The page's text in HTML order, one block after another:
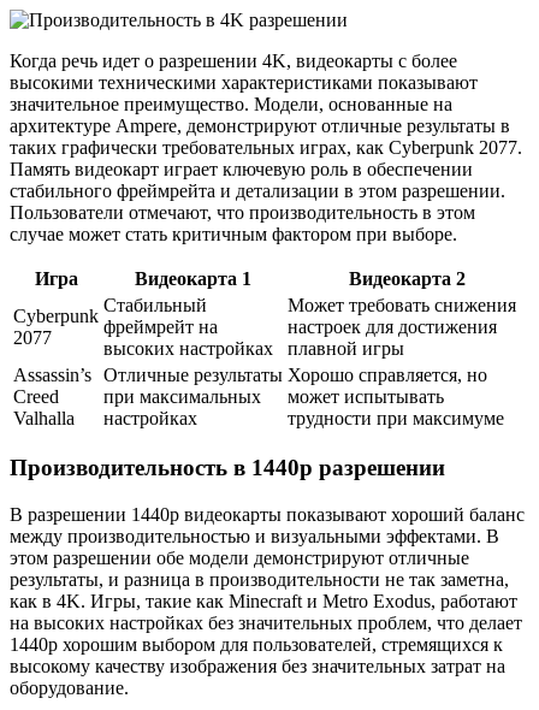
Когда речь идет о разрешении 4K, видеокарты с более
высокими техническими характеристиками показывают
значительное преимущество. Модели, основанные на
архитектуре Ampere, демонстрируют отличные результаты в
таких графически требовательных играх, как Cyberpunk 2077.
Память видеокарт играет ключевую роль в обеспечении
стабильного фреймрейта и детализации в этом разрешении.
Пользователи отмечают, что производительность в этом
случае может стать критичным фактором при выборе.
Игра Видеокарта 1
Видеокарта 2
Cyberpunk
2077
Стабильный
фреймрейт на
высоких настройках
Может требовать снижения
настроек для достижения
плавной игры
Assassin’s
Creed
Valhalla
Отличные результаты
при максимальных
настройках
Хорошо справляется, но
может испытывать
трудности при максимуме
Производительность в 1440p разрешении
В разрешении 1440p видеокарты показывают хороший баланс
между производительностью и визуальными эффектами. В
этом разрешении обе модели демонстрируют отличные
результаты, и разница в производительности не так заметна,
как в 4K. Игры, такие как Minecraft и Metro Exodus, работают
на высоких настройках без значительных проблем, что делает
1440p хорошим выбором для пользователей, стремящихся к
высокому качеству изображения без значительных затрат на
оборудование.